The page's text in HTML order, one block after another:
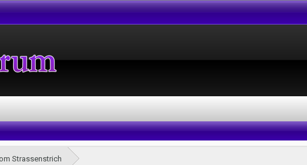
Strassenstrich